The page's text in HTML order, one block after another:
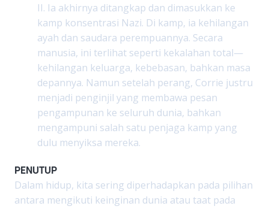
II. Ia akhirnya ditangkap dan dimasukkan ke
kamp konsentrasi Nazi. Di kamp, ia kehilangan
ayah dan saudara perempuannya. Secara
manusia, ini terlihat seperti kekalahan total—
kehilangan keluarga, kebebasan, bahkan masa
depannya. Namun setelah perang, Corrie justru
menjadi penginjil yang membawa pesan
pengampunan ke seluruh dunia, bahkan
mengampuni salah satu penjaga kamp yang
dulu menyiksa mereka.
PENUTUP
Dalam hidup, kita sering diperhadapkan pada pilihan
antara mengikuti keinginan dunia atau taat pada